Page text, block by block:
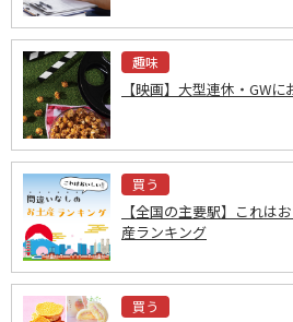
趣味
【映画】大型連休・GW
買う
【全国の主要駅】これは
産ランキング
買う